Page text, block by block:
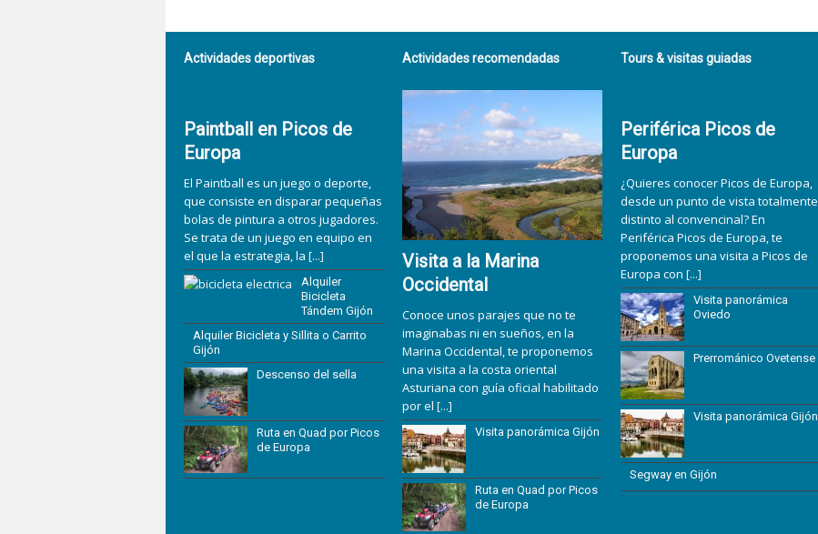
Actividades deportivas
Paintball en Picos de
Europa
El Paintball es un juego o deporte,
que consiste en disparar pequeñas
bolas de pintura a otros jugadores.
Se trata de un juego en equipo en
el que la estrategia, la [...]
Alquiler
Bicicleta
Tándem Gijón
Alquiler Bicicleta y Sillita o Carrito
Gijón
Descenso del sella
Ruta en Quad por Picos
de Europa
Actividades recomendadas
Visita a la Marina
Occidental
Conoce unos parajes que no te
imaginabas ni en sueños, en la
Marina Occidental, te proponemos
una visita a la costa oriental
Asturiana con guía oficial habilitado
por el [...]
Visita panorámica Gijón
Ruta en Quad por Picos
de Europa
Tours & visitas guiadas
Periférica Picos de
Europa
¿Quieres conocer Picos de Europa,
desde un punto de vista totalmente
distinto al convencinal? En
Periférica Picos de Europa, te
proponemos una visita a Picos de
Europa con [...]
Visita panorámica
Oviedo
Prerrománico Ovetense
Visita panorámica Gijón
Segway en Gijón